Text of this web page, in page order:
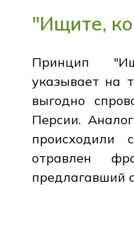
"Ищите,
Принцип
указывает на
выгодно
Персии.
отравлен
предлагавший